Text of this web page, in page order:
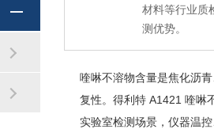
材料等行业质
测优势。
喹啉不溶物含量是焦化沥
复性。得利特 A1421 喹啉
实验室检测场景，仪器温